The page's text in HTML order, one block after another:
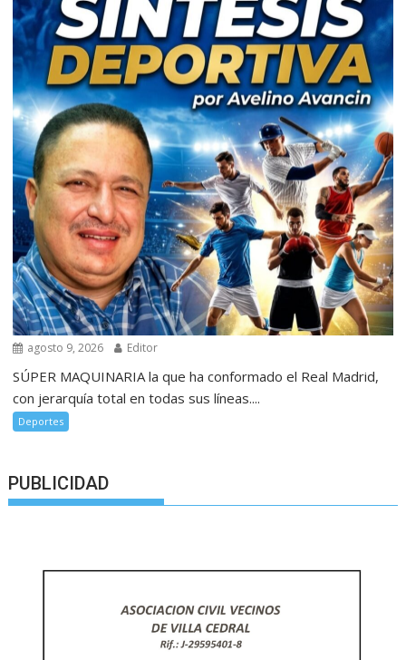
agosto 9, 2026 Editor
SÚPER MAQUINARIA la que ha conformado el Real Madrid,
con jerarquía total en todas sus líneas....
Deportes
PUBLICIDAD